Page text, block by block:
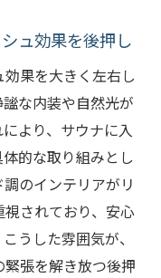
ュ効果を後押し
果を大きく左右し
な内装や自然光が
より、サウナに入
的な取り組みとし
のインテリアがリ
されており、安心
うした雰囲気が、
張を解き放つ後押